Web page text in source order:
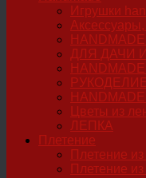
Игрушки
ДЛЯ ДАЧИ
Цветы из
ЛЕПКА
Плетение
Плетение из
Плетение из